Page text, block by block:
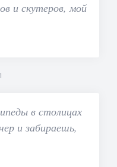
и скутеров, мой
в столицах
и забираешь,